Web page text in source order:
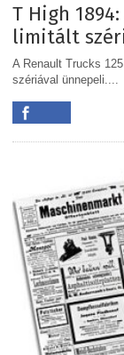
T High
limitált
A Renault Trucks
szériával ünnepeli....